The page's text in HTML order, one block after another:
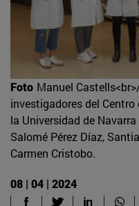
Foto Manuel
investigadores del
la Universidad de
Salomé Pérez Díaz,
Carmen Cristobo.
08 | 04 | 2024